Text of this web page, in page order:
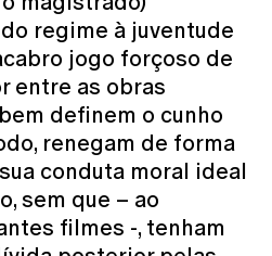
regime à juventude
jogo forçoso de
entre as obras
definem o cunho
renegam de forma
conduta moral ideal
sem que – ao
filmes -, tenham